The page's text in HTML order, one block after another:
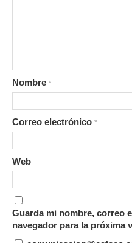
Nombre *
Correo electrónico *
Web
Guarda mi nombre, correo
navegador para la próxima